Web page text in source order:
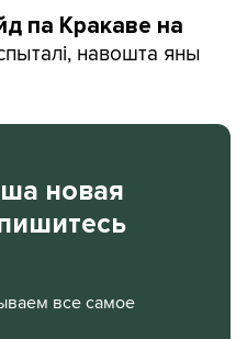
па Кракаве на
навошта яны
новая
все самое